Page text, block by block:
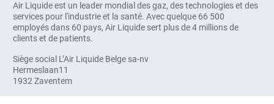
Air Liquide est un leader mondial des gaz, des technologies et des
services pour l'industrie et la santé. Avec quelque 66 500
employés dans 60 pays, Air Liquide sert plus de 4 millions de
clients et de patients.
Siège social L’Air Liquide Belge sa-nv
Hermeslaan11
1932 Zaventem